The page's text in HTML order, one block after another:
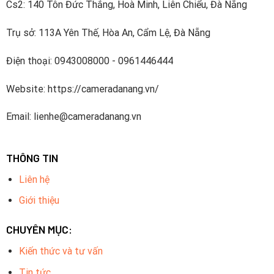
đến cho quý khách hàng sản phẩm chất lượng, giá cả hợp lý
ngay hôm nay để được tư vấn cụ thể và đặt hàng.
gồm?
Mắt camera quan sát Hikvision trong nhà: Số lượng 12
Cs2: 140 Tôn Đức Thắng, Hoà Minh, Liên Chiểu, Đà Nẵng
Trụ sở: 113A Yên Thế, Hòa An, Cẩm Lệ, Đà Nẵng
Điện thoại: 0943008000 - 0961446444
Website: https://cameradanang.vn/
Email: lienhe@cameradanang.vn
THÔNG TIN
Liên hệ
Giới thiệu
CHUYÊN MỤC:
Kiến thức và tư vấn